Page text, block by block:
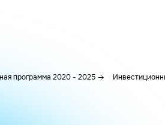
программа 2020 - 2025